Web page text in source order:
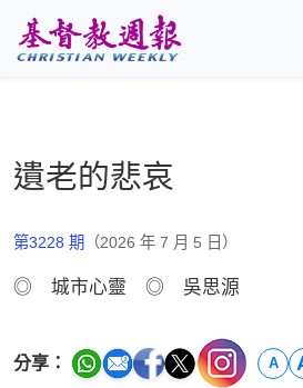
遺老的悲哀
第3228 期 （2026 年 7 月 5 日）
◎ 城市心靈 ◎ 吳思源
分享： A